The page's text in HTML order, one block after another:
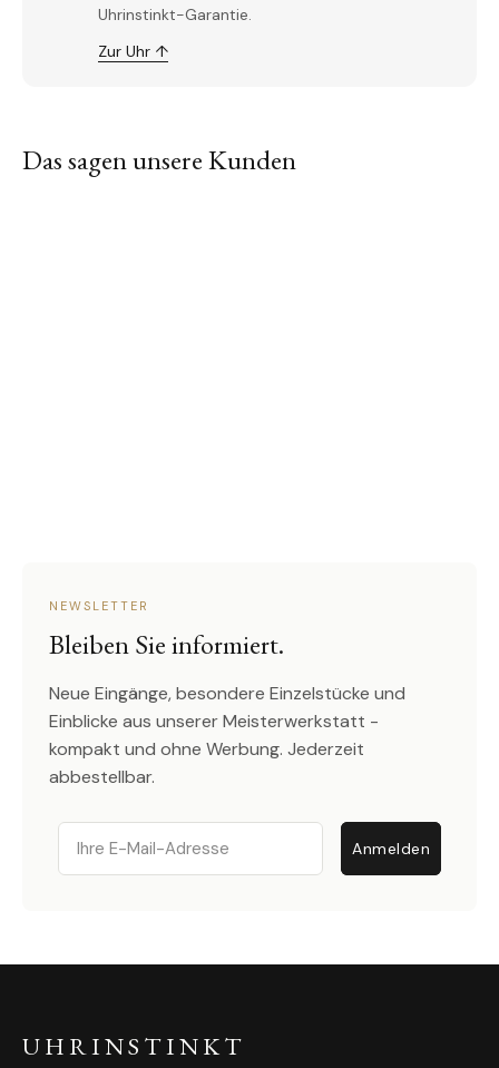
Uhrinstinkt-Garantie.
Zur Uhr ↑
Das sagen unsere Kunden
NEWSLETTER
Bleiben Sie informiert.
Neue Eingänge, besondere Einzelstücke und
Einblicke aus unserer Meisterwerkstatt -
kompakt und ohne Werbung. Jederzeit
abbestellbar.
Email
Anmelden
UHRINSTINKT